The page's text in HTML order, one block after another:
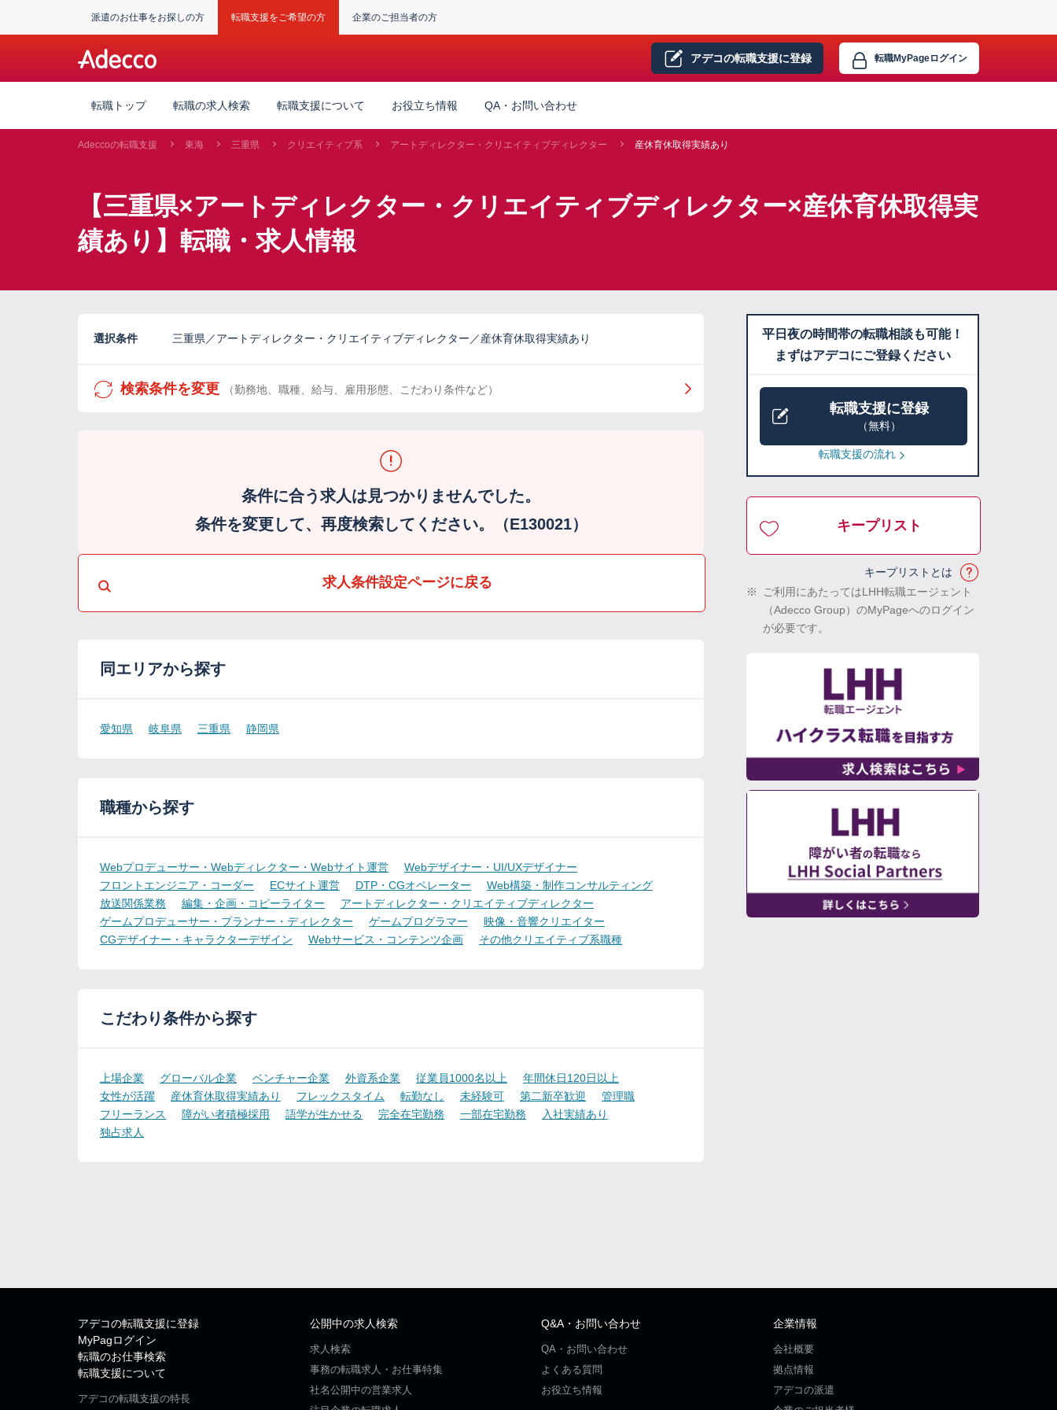
派遣のお仕事をお探しの方 転職支援をご希望の方 企業のご担当者の方
アデコの転職支援に登録 転職MyPageログイン
転職トップ 転職の求人検索 転職支援について お役立ち情報 QA・お問い合わせ
Adeccoの転職支援 東海 三重県 クリエイティブ系 アートディレクター・クリエイティブディレクター 産休育休取得実績あり
【三重県×アートディレクター・クリエイティブディレクター×産休育休取得実
績あり】転職・求人情報
選択条件 三重県／アートディレクター・クリエイティブディレクター／産休育休取得実績あり
検索条件を変更 （勤務地、職種、給与、雇用形態、こだわり条件など）
条件に合う求人は見つかりませんでした。
条件を変更して、再度検索してください。（E130021）
求人条件設定ページに戻る
同エリアから探す
愛知県 岐阜県 三重県 静岡県
職種から探す
Webプロデューサー・Webディレクター・Webサイト運営
Webデザイナー・UI/UXデザイナー
フロントエンジニア・コーダー
ECサイト運営 DTP・CGオペレーター
Web構築・制作コンサルティング
放送関係業務
編集・企画・コピーライター
アートディレクター・クリエイティブディレクター
ゲームプロデューサー・プランナー・ディレクター
ゲームプログラマー
映像・音響クリエイター
CGデザイナー・キャラクターデザイン
Webサービス・コンテンツ企画 その他クリエイティブ系職種
こだわり条件から探す
上場企業 グローバル企業 ベンチャー企業 外資系企業 従業員1000名以上
年間休日120日以上
女性が活躍
産休育休取得実績あり フレックスタイム 転勤なし 未経験可 第二新卒歓迎
管理職
フリーランス
障がい者積極採用 語学が生かせる 完全在宅勤務 一部在宅勤務
入社実績あり
独占求人
平日夜の時間帯の転職相談も可能！
まずはアデコにご登録ください
転職支援に登録
（無料）
転職支援の流れ
キープリスト
キープリストとは
※
ご利用にあたってはLHH転職エージェント
（Adecco Group）のMyPageへのログイン
が必要です。
アデコの転職支援に登録
MyPagログイン
転職のお仕事検索
転職支援について
アデコの転職支援の特長
公開中の求人検索
求人検索
事務の転職求人・お仕事特集
社名公開中の営業求人
Q&A・お問い合わせ
QA・お問い合わせ
よくある質問
お役立ち情報
企業情報
会社概要
拠点情報
アデコの派遣